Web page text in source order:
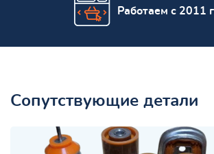
Работаем с 2011
Сопутствующие детали